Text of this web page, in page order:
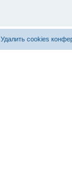
Удалить cookies